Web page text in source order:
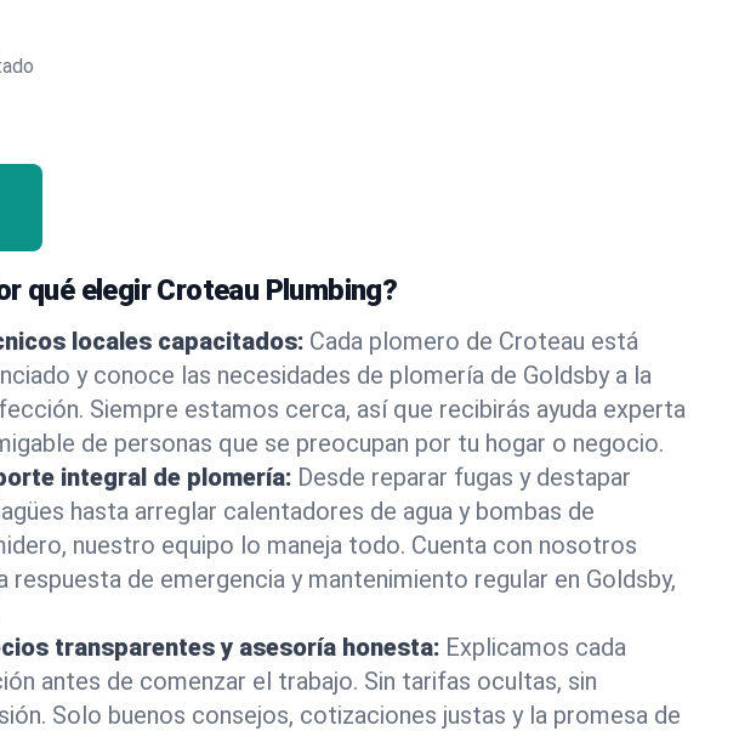
qué elegir Croteau Plumbing?
locales capacitados: Cada plomero de Croteau está
y conoce las necesidades de plomería de Goldsby a la
Siempre estamos cerca, así que recibirás ayuda experta
de personas que se preocupan por tu hogar o negocio.
integral de plomería: Desde reparar fugas y destapar
hasta arreglar calentadores de agua y bombas de
nuestro equipo lo maneja todo. Cuenta con nosotros
respuesta de emergencia y mantenimiento regular en Goldsby,
transparentes y asesoría honesta: Explicamos cada
antes de comenzar el trabajo. Sin tarifas ocultas, sin
Solo buenos consejos, cotizaciones justas y la promesa de